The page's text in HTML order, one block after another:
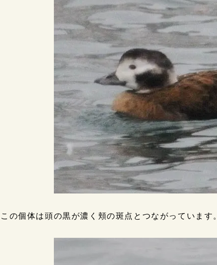
この個体は頭の黒が濃く頬の斑点とつながっています。